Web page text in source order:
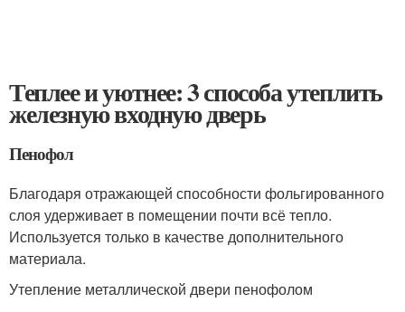
Теплее и уютнее: 3 способа утеплить
железную входную дверь
Пенофол
Благодаря отражающей способности фольгированного
слоя удерживает в помещении почти всё тепло.
Используется только в качестве дополнительного
материала.
Утепление металлической двери пенофолом